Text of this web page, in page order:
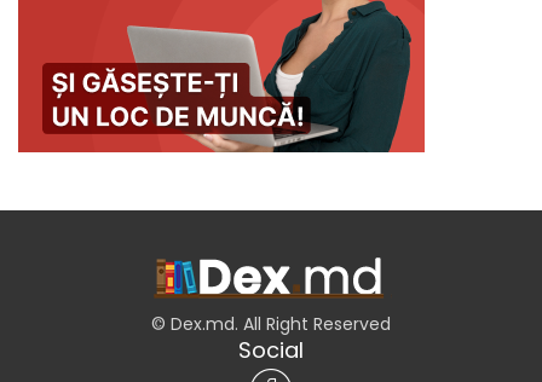
© Dex.md. All Right Reserved
Social